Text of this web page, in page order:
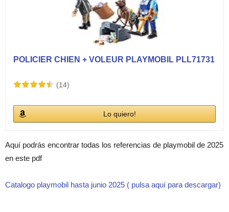
POLICIER CHIEN + VOLEUR PLAYMOBIL PLL71731
(14)
Lo quiero!
Aquí podrás encontrar todas los referencias de playmobil de 2025
en este pdf
Catalogo playmobil hasta junio 2025 ( pulsa aquí para descargar)